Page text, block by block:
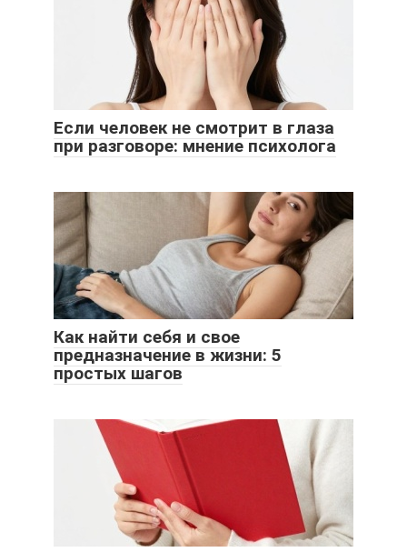
Если человек не смотрит в глаза
при разговоре: мнение психолога
Как найти себя и свое
предназначение в жизни: 5
простых шагов